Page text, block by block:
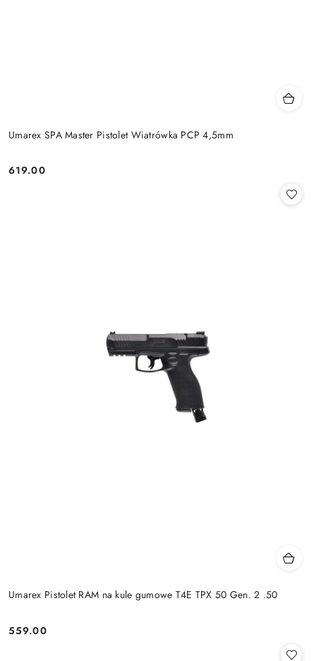
Umarex SPA Master Pistolet Wiatrówka PCP 4,5mm
Cena:
619.00
Umarex Pistolet RAM na kule gumowe T4E TPX 50 Gen. 2 .50
Cena:
559.00